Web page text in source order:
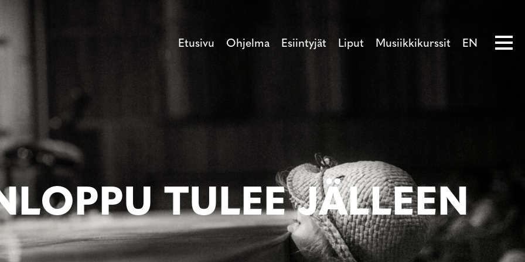
Etusivu Ohjelma Esiintyjät Liput Musiikkikurssit EN
TULEE JÄLLEEN